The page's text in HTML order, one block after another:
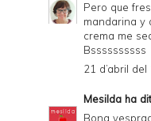
Pero que
mandarina y
crema me
Bssssssssss
21 d’abril
Mesilda ha
Bona